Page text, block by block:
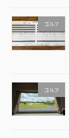
ゴルフ
ゴルフ